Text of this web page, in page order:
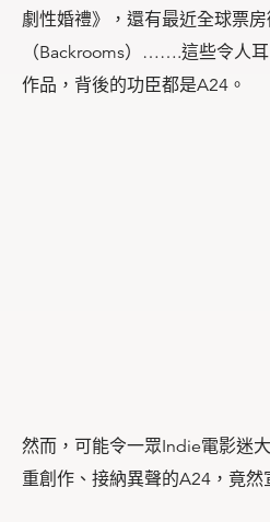
劇性婚禮》，還有最近全球票房
（Backrooms）…….這些令人
作品，背後的功臣都是A24。
然而，可能令一眾Indie電影迷
重創作、接納異聲的A24，竟然